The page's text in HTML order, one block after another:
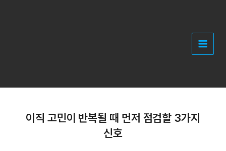
뛰
이직 고민이 반복될 때 먼저 점검할 3가지
신호